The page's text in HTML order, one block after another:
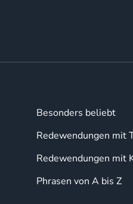
Besonders beliebt
Redewendungen mit
Redewendungen mit
Phrasen von A bis Z